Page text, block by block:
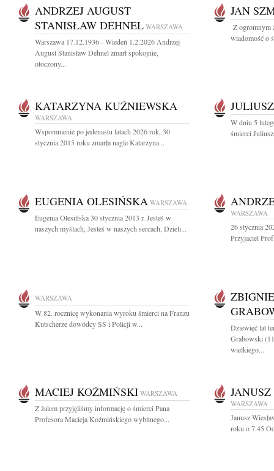
ANDRZEJ AUGUST
STANISŁAW DEHNEL WARSZAWA
Warszawa 17.12.1936 - Wiedeń 1.2.2026 Andrzej
August Stanisław Dehnel zmarł spokojnie,
otoczony...
JAN
Z ogromnym
wiadomość o
KATARZYNA KUŹNIEWSKA
WARSZAWA
Wspomnienie po jedenastu latach 2026 rok, 30
stycznia 2015 roku zmarła nagle Katarzyna...
W dniu 5
śmierci
EUGENIA OLESIŃSKA WARSZAWA
Eugenia Olesińska 30 stycznia 2013 r. Jesteś w
naszych myślach, Jesteś w naszych sercach, Dzieli...
WARSZAWA
26 stycznia
Przyjaciel
WARSZAWA
W 82. rocznicę wykonania wyroku śmierci na Franzu
Kutscherze dowódcy SS i Policji w...
Dziewięć lat
Grabowski
wielkiego...
MACIEJ KOŹMIŃSKI WARSZAWA
Z żalem przyjęliśmy informację o śmierci Pana
Profesora Macieja Koźmińskiego wybitnego...
WARSZAWA
Janusz
roku o 7.45